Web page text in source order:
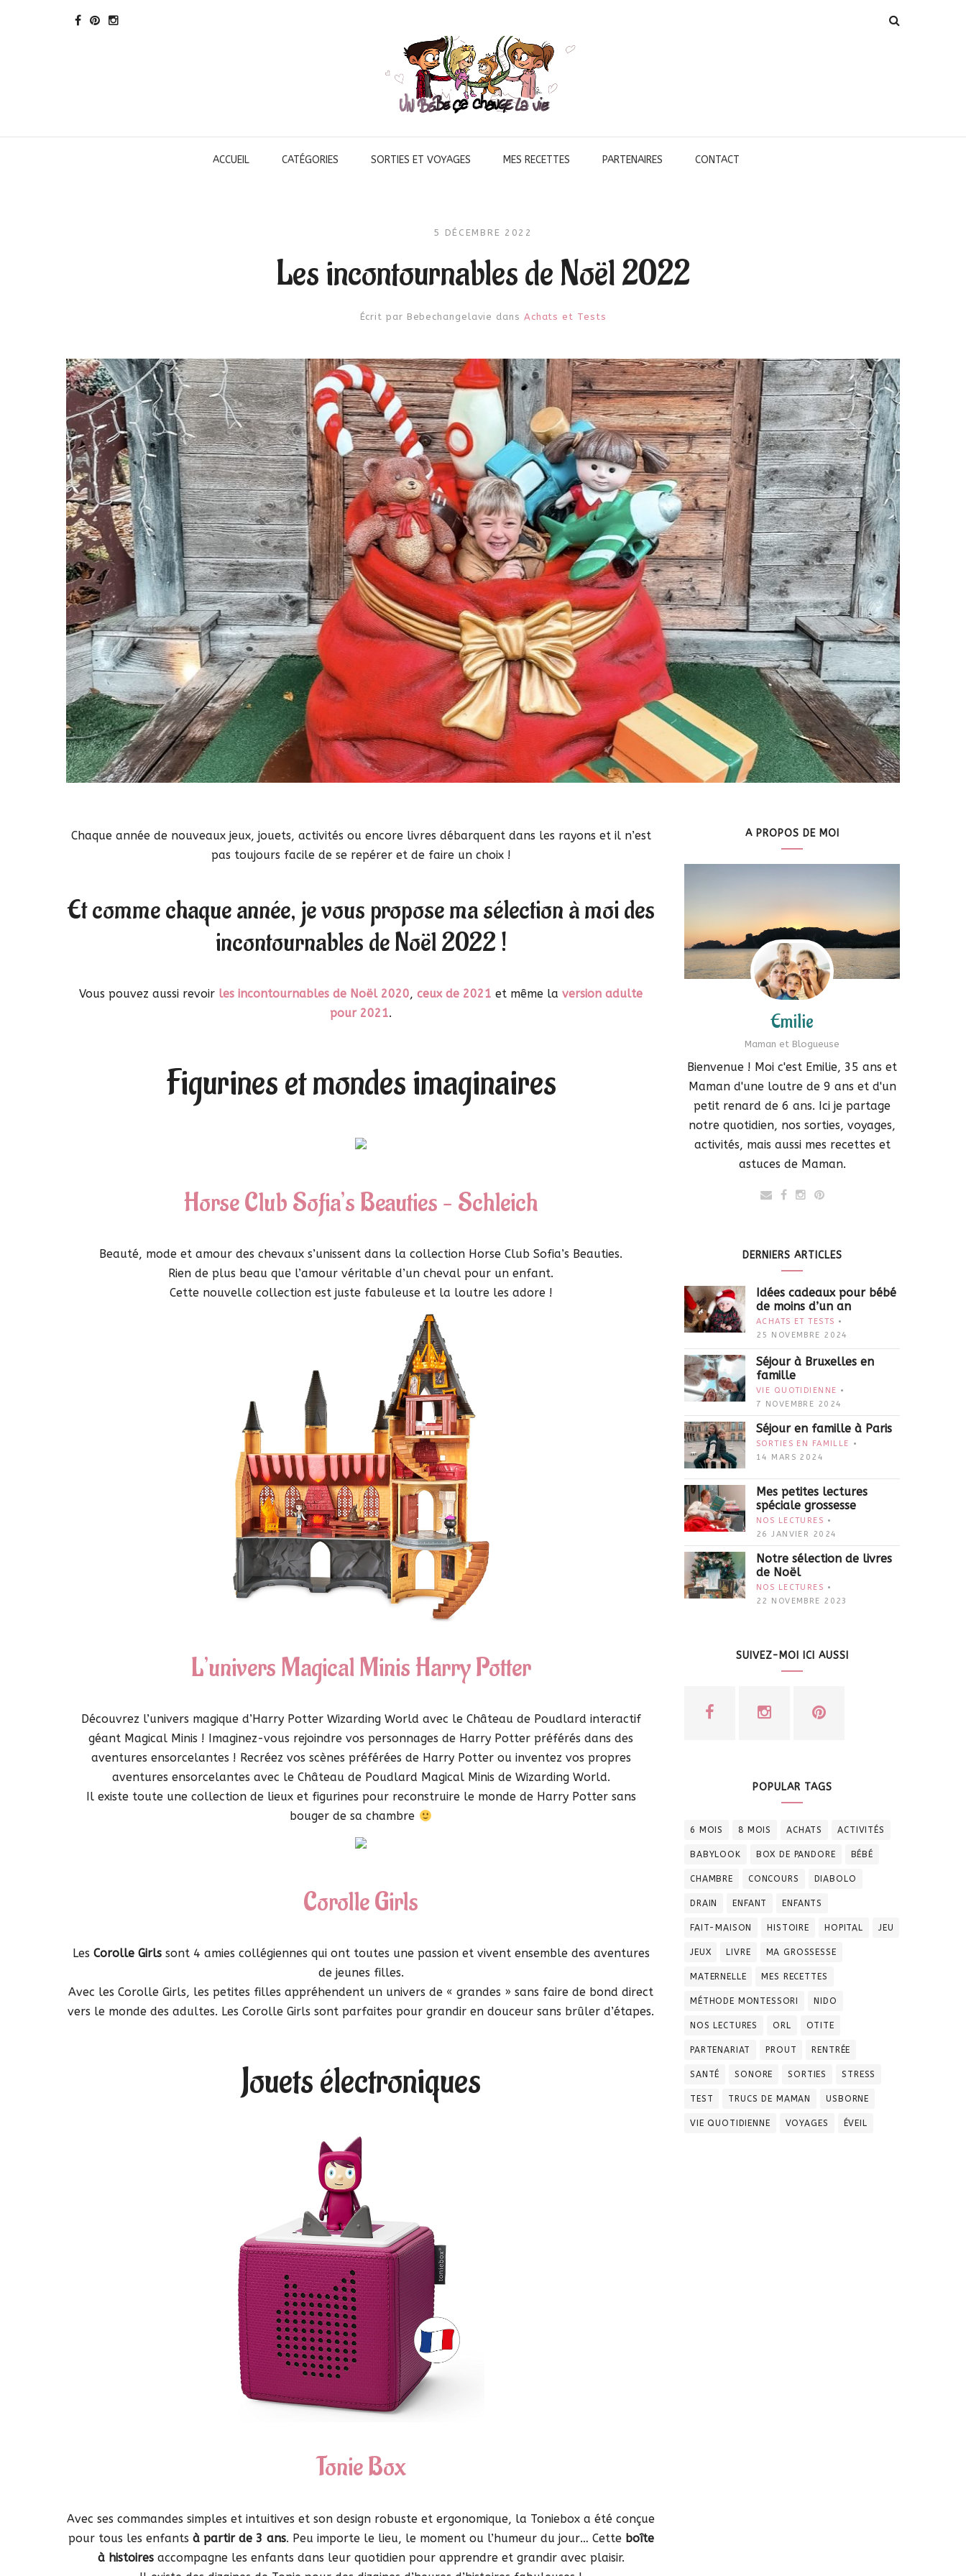
ACCUEIL CATÉGORIES SORTIES ET VOYAGES MES RECETTES PARTENAIRES CONTACT
5 DÉCEMBRE 2022
Les incontournables de Noël 2022
Écrit par Bebechangelavie dans Achats et Tests
Chaque année de nouveaux jeux, jouets, activités ou encore livres débarquent dans les rayons et il n’est
pas toujours facile de se repérer et de faire un choix !
Et comme chaque année, je vous propose ma sélection à moi des
incontournables de Noël 2022 !
Vous pouvez aussi revoir les incontournables de Noël 2020, ceux de 2021 et même la version adulte
pour 2021.
Figurines et mondes imaginaires
Horse Club Sofia’s Beauties – Schleich
Beauté, mode et amour des chevaux s’unissent dans la collection Horse Club Sofia’s Beauties.
Rien de plus beau que l’amour véritable d’un cheval pour un enfant.
Cette nouvelle collection est juste fabuleuse et la loutre les adore !
L’univers Magical Minis Harry Potter
Découvrez l’univers magique d’Harry Potter Wizarding World avec le Château de Poudlard interactif
géant Magical Minis ! Imaginez-vous rejoindre vos personnages de Harry Potter préférés dans des
aventures ensorcelantes ! Recréez vos scènes préférées de Harry Potter ou inventez vos propres
aventures ensorcelantes avec le Château de Poudlard Magical Minis de Wizarding World.
Il existe toute une collection de lieux et figurines pour reconstruire le monde de Harry Potter sans
bouger de sa chambre
Corolle Girls
Les Corolle Girlssont 4 amies collégiennes qui ont toutes une passion et vivent ensemble des aventures
de jeunes filles.
Avec les Corolle Girls, les petites filles appréhendent un univers de « grandes » sans faire de bond direct
vers le monde des adultes. Les Corolle Girls sont parfaites pour grandir en douceur sans brûler d’étapes.
Jouets électroniques
Tonie Box
Avec ses commandes simples et intuitives et son design robuste et ergonomique, la Toniebox a été conçue
pour tous les enfants à partir de 3 ans. Peu importe le lieu, le moment ou l’humeur du jour… Cette boîte
à histoiresaccompagne les enfants dans leur quotidien pour apprendre et grandir avec plaisir.
A PROPOS DE MOI
Emilie
Maman et Blogueuse
Bienvenue ! Moi c'est Emilie, 35 ans et
Maman d'une loutre de 9 ans et d'un
petit renard de 6 ans. Ici je partage
notre quotidien, nos sorties, voyages,
activités, mais aussi mes recettes et
astuces de Maman.
DERNIERS ARTICLES
Idées cadeaux pour bébé
de moins d’un an
ACHATS ET TESTS
25 NOVEMBRE 2024
Séjour à Bruxelles en
famille
VIE QUOTIDIENNE
7 NOVEMBRE 2024
Séjour en famille à Paris
SORTIES EN FAMILLE
14 MARS 2024
Mes petites lectures
spéciale grossesse
NOS LECTURES
26 JANVIER 2024
Notre sélection de livres
de Noël
NOS LECTURES
22 NOVEMBRE 2023
SUIVEZ-MOI ICI AUSSI
POPULAR TAGS
6 MOIS 8 MOIS ACHATS ACTIVITÉS
BABYLOOK BOX DE PANDORE BÉBÉ
CHAMBRE CONCOURS DIABOLO
DRAIN ENFANT ENFANTS
FAIT-MAISON HISTOIRE HOPITAL JEU
JEUX LIVRE MA GROSSESSE
MATERNELLE MES RECETTES
MÉTHODE MONTESSORI NIDO
NOS LECTURES ORL OTITE
PARTENARIAT PROUT RENTRÉE
SANTÉ SONORE SORTIES STRESS
TEST TRUCS DE MAMAN USBORNE
VIE QUOTIDIENNE VOYAGES ÉVEIL